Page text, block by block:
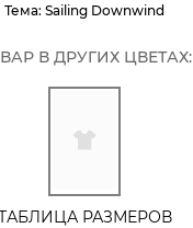
Тема: Sailing Downwind
В ДРУГИХ ЦВЕТАХ:
РАЗМЕРОВ